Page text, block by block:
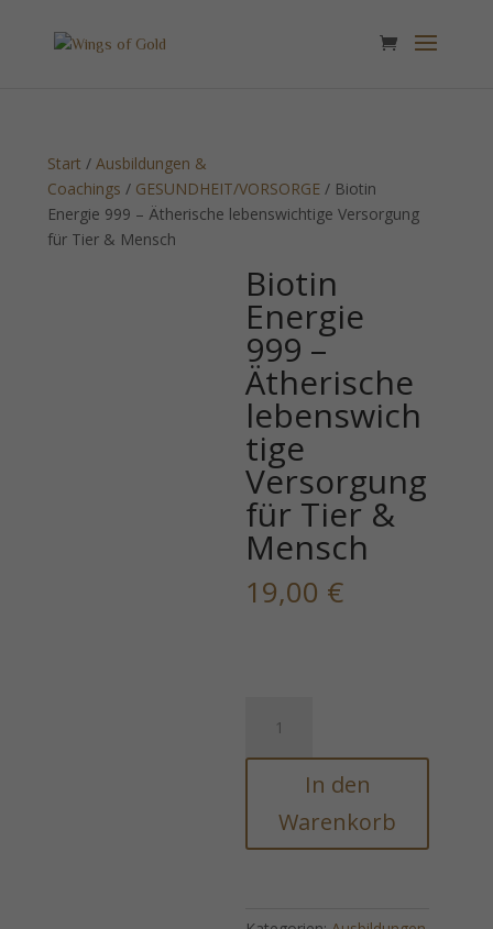
Start /Ausbildungen &
Coachings / GESUNDHEIT/VORSORGE / Biotin
Energie 999 – Ätherische lebenswichtige Versorgung
für Tier & Mensch
Biotin
Energie
999 –
Ätherische
lebenswich
tige
Versorgung
für Tier &
Mensch
19,00 €
Energie
999
Ätherische
lebenswichtige
In den
Warenkorb